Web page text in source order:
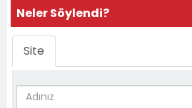
Neler Söylendi?
Site